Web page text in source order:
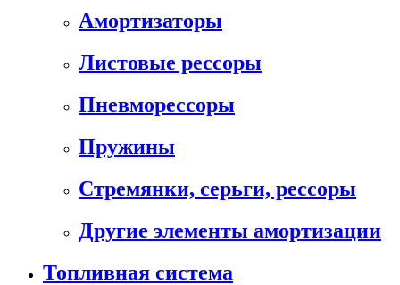
Амортизаторы
Листовые рессоры
Пневморессоры
Пружины
Стремянки, серьги, рессоры
Другие элементы амортизации
Топливная система